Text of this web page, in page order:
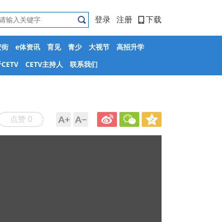
登录 注册 下载
e体资讯 育见 青少 大视节
高招升学
CETV主持人 联系我们
点赞 0